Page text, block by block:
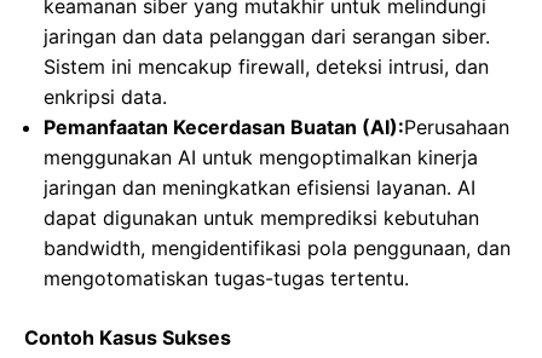
keamanan siber yang mutakhir untuk melindungi
jaringan dan data pelanggan dari serangan siber.
Sistem ini mencakup firewall, deteksi intrusi, dan
enkripsi data.
Pemanfaatan Kecerdasan Buatan (AI):Perusahaan
menggunakan AI untuk mengoptimalkan kinerja
jaringan dan meningkatkan efisiensi layanan. AI
dapat digunakan untuk memprediksi kebutuhan
bandwidth, mengidentifikasi pola penggunaan, dan
mengotomatiskan tugas-tugas tertentu.
Contoh Kasus Sukses